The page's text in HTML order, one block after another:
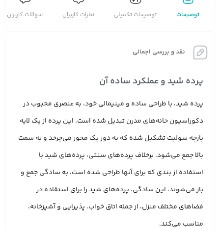
توضیحات توضیحات تکمیلی نظرات کاربران سوالات کاربران
نقد و بررسی اجمالی
پرده شید و عملکرد ساده آن
پرده شید، با طراحی ساده و مینیمالی خود، به عنصری محبوب در
دکوراسیون خانه‌های مدرن تبدیل شده است. این پرده از یک لایه
پارچه سولیت تشکیل شده که به دور یک محور می‌چرخد و به سمت
بالا جمع می‌شود. برخلاف پرده‌های سنتی، پرده‌های شید با
استفاده از بندی که برای آنها طراحی شده است، به سادگی جمع و
باز می‌شوند. این سادگی، پرده‌های شید را برای استفاده در
فضاهای مختلف منزل، از جمله اتاق خواب، پذیرایی و آشپزخانه،
مناسب می‌کند.